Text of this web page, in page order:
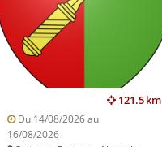
121.5 km
Du 14/08/2026 au
16/08/2026